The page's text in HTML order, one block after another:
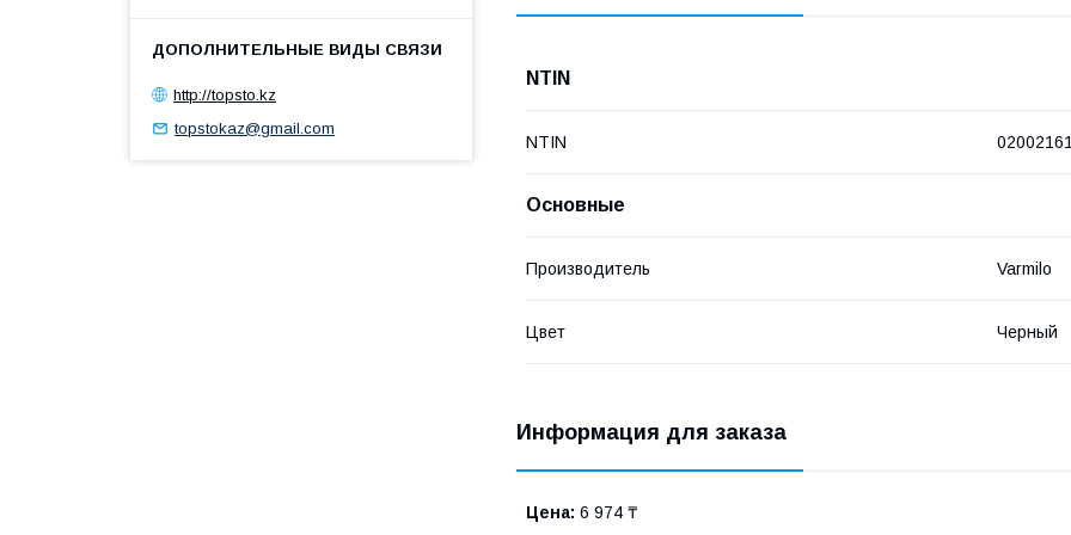
NTIN
NTIN
Основные
Производитель Varmilo
Цвет Черный
Информация для заказа
Цена: 6 974 ₸
http://topsto.kz
topstokaz@gmail.com